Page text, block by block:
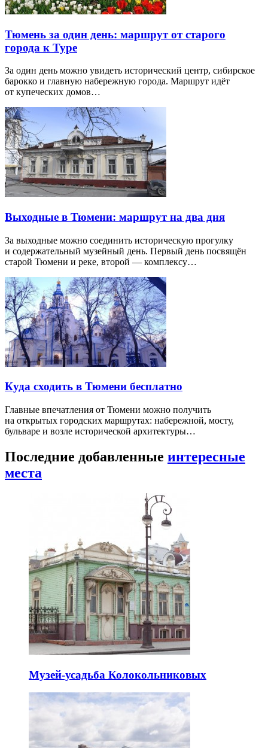
Тюмень за один день: маршрут от старого
города к Туре
За один день можно увидеть исторический центр, сибирское
барокко и главную набережную города. Маршрут идёт
от купеческих домов…
Выходные в Тюмени: маршрут на два дня
За выходные можно соединить историческую прогулку
и содержательный музейный день. Первый день посвящён
старой Тюмени и реке, второй — комплексу…
Куда сходить в Тюмени бесплатно
Главные впечатления от Тюмени можно получить
на открытых городских маршрутах: набережной, мосту,
бульваре и возле исторической архитектуры…
Последние добавленные интересные
места
Музей-усадьба Колокольниковых